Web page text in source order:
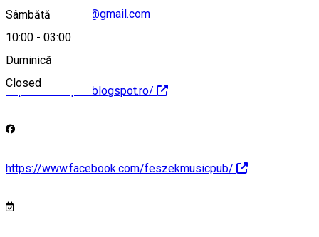
Sâmbătă
10:00 - 03:00
Duminică
Closed
feszekmusicpub@gmail.com
http://feszekpub.blogspot.ro/
https://www.facebook.com/feszekmusicpub/